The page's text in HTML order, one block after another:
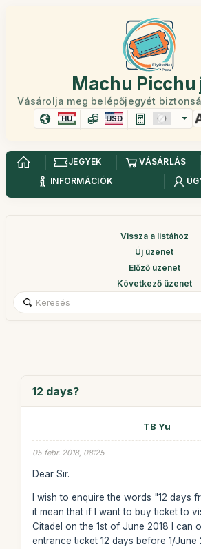
Machu Picchu
Vásárolja meg belépőjegyét
HU USD
JEGYEK VÁSÁRLÁS
INFORMÁCIÓK
Vissza a listához
Új üzenet
Előző üzenet
Következő üzenet
12 days?
TB Yu
05 febr. 2018, 08:25
Dear Sir.
I wish to enquire the words "12 days
it mean that if I want to buy ticket to
Citadel on the 1st of June 2018 I can
entrance ticket 12 days before 1/June